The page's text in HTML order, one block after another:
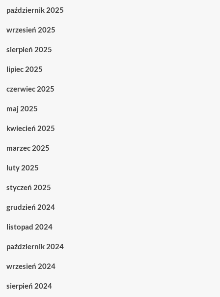
październik 2025
wrzesień 2025
sierpień 2025
lipiec 2025
czerwiec 2025
maj 2025
kwiecień 2025
marzec 2025
luty 2025
styczeń 2025
grudzień 2024
listopad 2024
październik 2024
wrzesień 2024
sierpień 2024